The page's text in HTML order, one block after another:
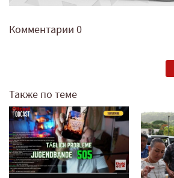
Комментарии 0
Также по теме